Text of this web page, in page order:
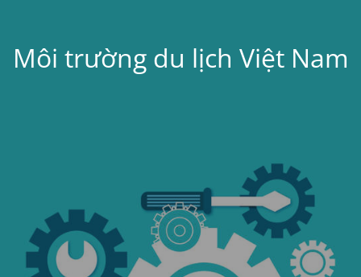
Môi trường du lịch Việt Nam